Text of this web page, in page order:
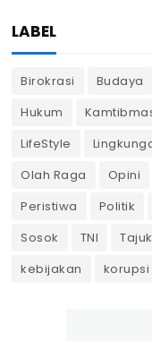
LABEL
Birokrasi Budaya
Hukum
LifeStyle
Olah Raga
Opini
Peristiwa
Politik
Sosok
TNI Tajuk
kebijakan
korupsi